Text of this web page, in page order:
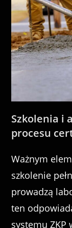
Szkolenia i
procesu
Ważnym
szkolenie
prowadzą
ten
systemu